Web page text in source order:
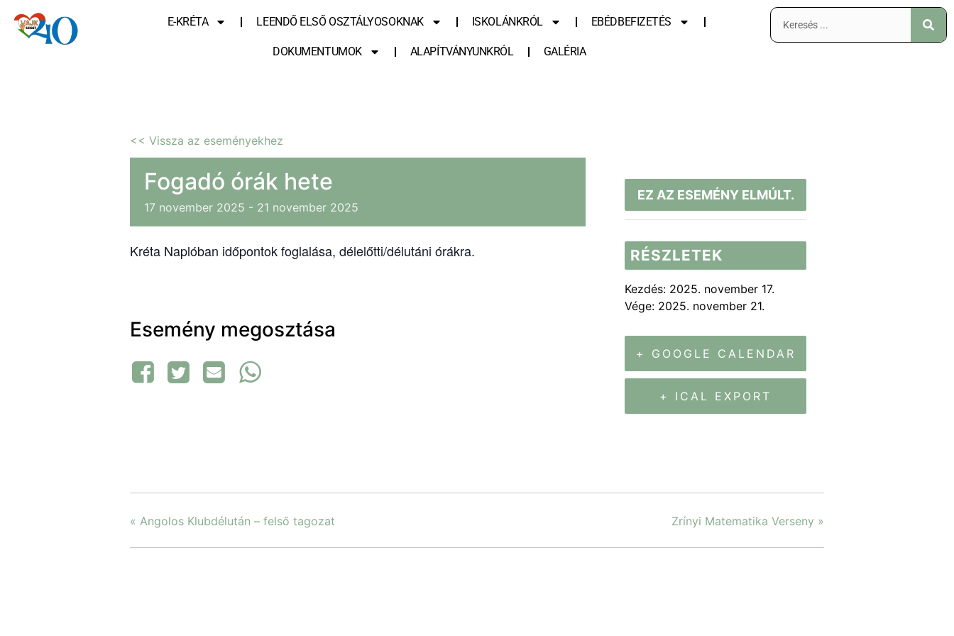
E-KRÉTA LEENDŐ ELSŐ OSZTÁLYOSOKNAK ISKOLÁNKRÓL EBÉDBEFIZETÉS
DOKUMENTUMOK ALAPÍTVÁNYUNKRÓL GALÉRIA
<< Vissza az eseményekhez
Fogadó órák hete
17 november 2025 - 21 november 2025
Kréta Naplóban időpontok foglalása, délelőtti/délutáni órákra.
Esemény megosztása
EZ AZ ESEMÉNY ELMÚLT.
RÉSZLETEK
Kezdés: 2025. november 17.
Vége: 2025. november 21.
+ GOOGLE CALENDAR
+ ICAL EXPORT
« Angolos Klubdélután – felső tagozat Zrínyi Matematika Verseny »